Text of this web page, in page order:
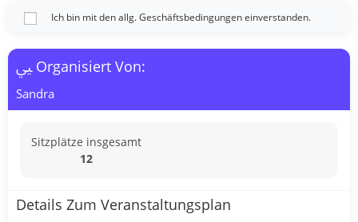
Ich bin mit den allg. Geschäftsbedingungen einverstanden.
Organisiert Von:
Sandra
Sitzplätze insgesamt
12
Details Zum Veranstaltungsplan